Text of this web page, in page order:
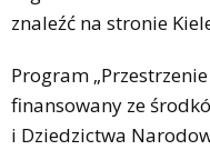
znaleźć na stronie
Program
finansowany ze
i Dziedzictwa